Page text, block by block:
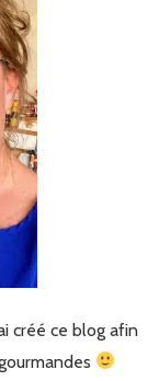
créé ce blog afin